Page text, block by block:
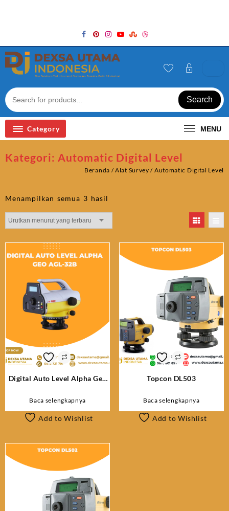
Search
Category MENU
Kategori: Automatic Digital Level
Beranda /Alat Survey / Automatic Digital Level
Menampilkan semua 3 hasil
menurut
Digital Auto Level Alpha Geo
Baca selengkapnya
Add to Wishlist
Topcon DL503
Baca selengkapnya
Add to Wishlist